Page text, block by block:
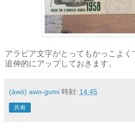
アラビア文字がとってもかっこよく
追伸的にアップしておきます。
(äwö) awo-gumi 時刻: 14:45
共有